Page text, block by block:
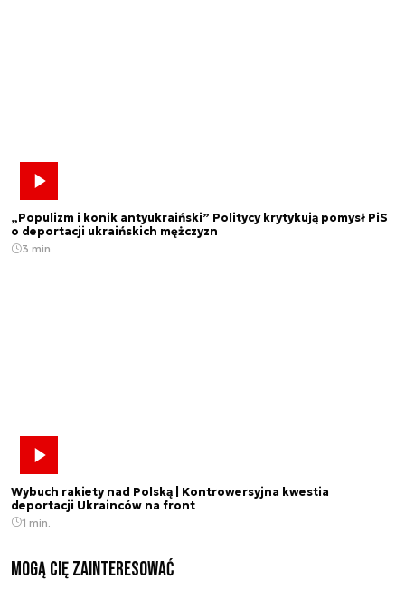
„Populizm i konik antyukraiński” Politycy krytykują pomysł PiS
o deportacji ukraińskich mężczyzn
3 min.
Wybuch rakiety nad Polską | Kontrowersyjna kwestia
deportacji Ukrainców na front
1 min.
Mogą Cię zainteresować